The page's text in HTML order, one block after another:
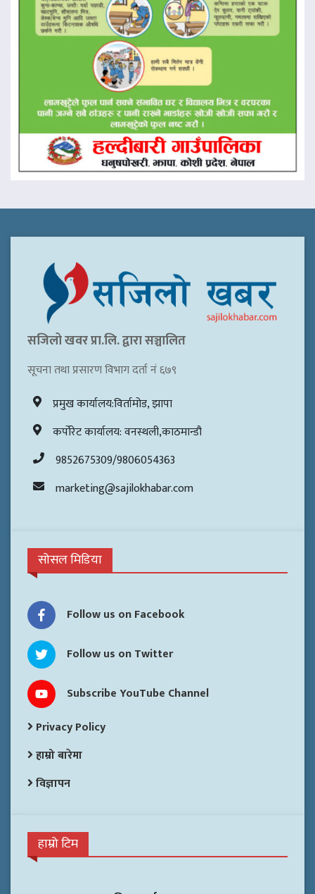
सजिलो खवर प्रा.लि. द्वारा सञ्चालित
सूचना तथा प्रसारण विभाग दर्ता नं ६७९
प्रमुख कार्यालय:विर्तामोड, झापा
कर्पोरेट कार्यालय: वनस्थली,काठमान्डौ
9852675309/9806054363
marketing@sajilokhabar.com
सोसल मिडिया
Follow us on Facebook
Follow us on Twitter
Subscribe YouTube Channel
Privacy Policy
हाम्रो बारेमा
विज्ञापन
हाम्रो टिम